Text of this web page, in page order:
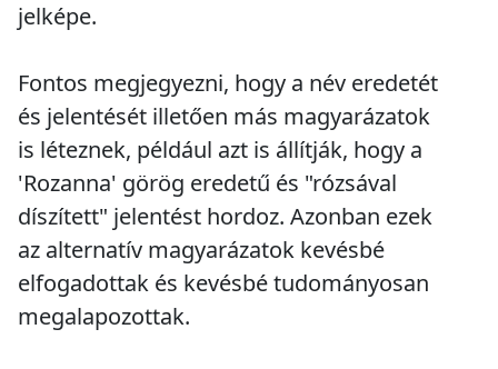
jelképe.
Fontos megjegyezni, hogy a név eredetét
és jelentését illetően más magyarázatok
is léteznek, például azt is állítják, hogy a
'Rozanna' görög eredetű és "rózsával
díszített" jelentést hordoz. Azonban ezek
az alternatív magyarázatok kevésbé
elfogadottak és kevésbé tudományosan
megalapozottak.